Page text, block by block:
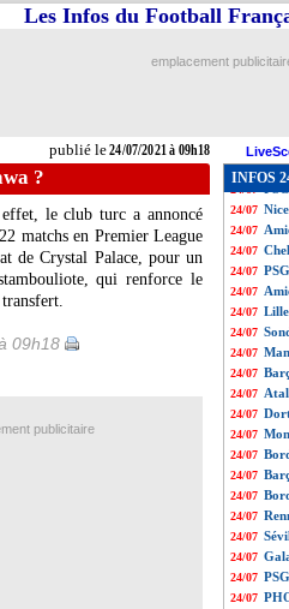
publié le24/07/2021 à 09h18
Les Infos du Football
emplacement
?
le club turc a annoncé
matchs en Premier League
de Crystal Palace, pour un
qui renforce le
09h18
INFOS
24/07
24/07 OM
24/07 OM
24/07
24/07
24/07 Nice
24/07
24/07
24/07 PSG
24/07
24/07 Lille
24/07
24/07
24/07
24/07
24/07
24/07
24/07
24/07
24/07
24/07
24/07
24/07
24/07 PSG
24/07
publicitaire